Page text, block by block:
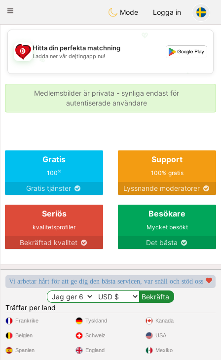
Tunisia Dating
Toggle
Mode Logga in
💖
💕
💕
Hitta din perfekta matchning
Ladda ner vår dejtingapp nu!
Medlemsbilder är privata - synliga endast för
autentiserade användare
Gratis
100%
Gratis tjänster
Support
100% gratis
Lyssnande moderatorer
Seriös
kvalitetsprofiler
Bekräftad kvalitet
Besökare
Mycket besökt
Det bästa
Vi arbetar hårt för att ge dig den bästa servicen, var snäll och stöd oss
Träffar per land
Frankrike
Belgien
Spanien
Tyskland
Schweiz
England
Kanada
USA
Mexiko